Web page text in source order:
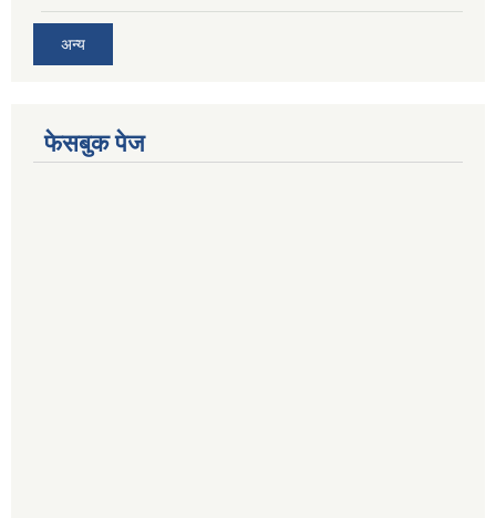
अन्य
फेसबुक पेज